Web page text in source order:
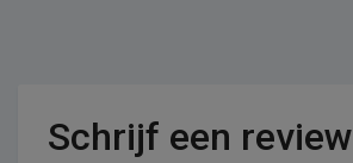
Schrijf een review